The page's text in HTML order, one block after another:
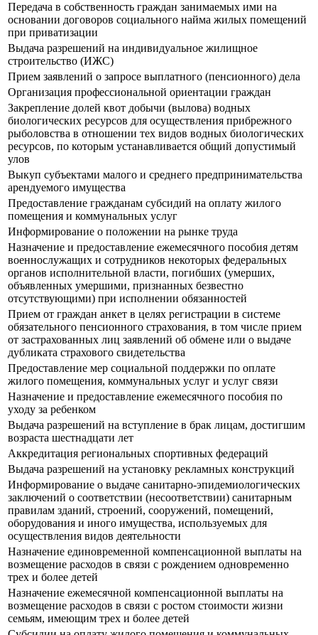
Передача в собственность граждан занимаемых ими на
основании договоров социального найма жилых помещений
при приватизации
Выдача разрешений на индивидуальное жилищное
строительство (ИЖС)
Прием заявлений о запросе выплатного (пенсионного) дела
Организация профессиональной ориентации граждан
Закрепление долей квот добычи (вылова) водных
биологических ресурсов для осуществления прибрежного
рыболовства в отношении тех видов водных биологических
ресурсов, по которым устанавливается общий допустимый
улов
Выкуп субъектами малого и среднего предпринимательства
арендуемого имущества
Предоставление гражданам субсидий на оплату жилого
помещения и коммунальных услуг
Информирование о положении на рынке труда
Назначение и предоставление ежемесячного пособия детям
военнослужащих и сотрудников некоторых федеральных
органов исполнительной власти, погибших (умерших,
объявленных умершими, признанных безвестно
отсутствующими) при исполнении обязанностей
Прием от граждан анкет в целях регистрации в системе
обязательного пенсионного страхования, в том числе прием
от застрахованных лиц заявлений об обмене или о выдаче
дубликата страхового свидетельства
Предоставление мер социальной поддержки по оплате
жилого помещения, коммунальных услуг и услуг связи
Назначение и предоставление ежемесячного пособия по
уходу за ребенком
Выдача разрешений на вступление в брак лицам, достигшим
возраста шестнадцати лет
Аккредитация региональных спортивных федераций
Выдача разрешений на установку рекламных конструкций
Информирование о выдаче санитарно-эпидемиологических
заключений о соответствии (несоответствии) санитарным
правилам зданий, строений, сооружений, помещений,
оборудования и иного имущества, используемых для
осуществления видов деятельности
Назначение единовременной компенсационной выплаты на
возмещение расходов в связи с рождением одновременно
трех и более детей
Назначение ежемесячной компенсационной выплаты на
возмещение расходов в связи с ростом стоимости жизни
семьям, имеющим трех и более детей